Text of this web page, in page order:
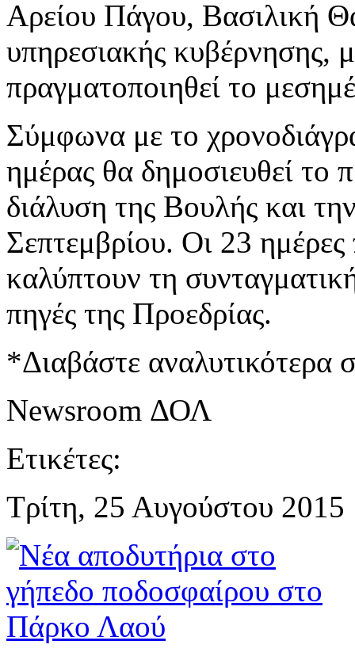
Αρείου Πάγου, Βασιλική
υπηρεσιακής κυβέρνησης,
πραγματοποιηθεί το
Σύμφωνα με το
ημέρας θα δημοσιευθεί το
διάλυση της Βουλής και
Σεπτεμβρίου. Οι 23 ημέρες
καλύπτουν τη
πηγές της Προεδρίας.
*Διαβάστε αναλυτικότερα
Newsroom ΔΟΛ
Ετικέτες:
Τρίτη, 25 Αυγούστου